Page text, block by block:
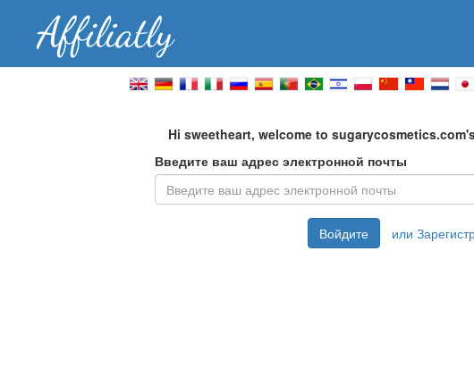
Hi sweetheart, welcome to
Введите ваш адрес электронной почты
Войдите или